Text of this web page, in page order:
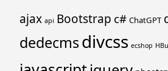
ajax api Bootstrap c# ChatGPT
dedecmsdivcss ecshop